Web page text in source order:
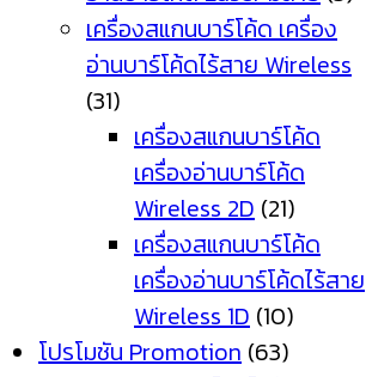
เครื่องสแกนบาร์โค้ด เครื่อง
อ่านบาร์โค้ดไร้สาย Wireless
(31)
เครื่องสแกนบาร์โค้ด
เครื่องอ่านบาร์โค้ด
Wireless 2D (21)
เครื่องสแกนบาร์โค้ด
เครื่องอ่านบาร์โค้ดไร้สาย
Wireless 1D (10)
โปรโมชัน Promotion (63)